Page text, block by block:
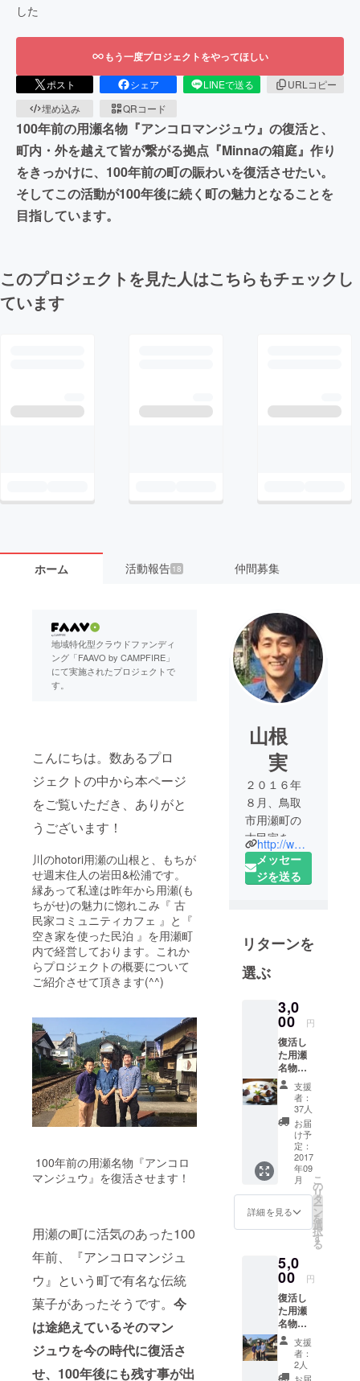
した
もう一度プロジェクトをやってほしい
ポスト シェア LINEで送る
URLコピー
埋め込み
QRコード
100年前の用瀬名物『アンコロマンジュウ』の復活と、
町内・外を越えて皆が繋がる拠点『Minnaの箱庭』作り
をきっかけに、100年前の町の賑わいを復活させたい。
そしてこの活動が100年後に続く町の魅力となることを
目指しています。
このプロジェクトを見た人はこちらもチェックし
ています
ホーム 活動報告 18 仲間募集
地域特化型クラウドファンディ
ング「FAAVO by CAMPFIRE」
にて実施されたプロジェクトで
す。
こんにちは。数あるプロ
ジェクトの中から本ページ
をご覧いただき、ありがと
うございます！
川のhotori用瀬の山根と、もちが
せ週末住人の岩田&松浦です。
縁あって私達は昨年から用瀬(も
ちがせ)の魅力に惚れこみ『 古
民家コミュニティカフェ 』と『
空き家を使った民泊 』を用瀬町
内で経営しております。これか
らプロジェクトの概要について
ご紹介させて頂きます(^^)
100年前の用瀬名物『アンコロ
マンジュウ』を復活させます！
用瀬の町に活気のあった100
年前、『アンコロマンジュ
ウ』という町で有名な伝統
菓子があったそうです。 今
は途絶えているそのマン
ジュウを今の時代に復活さ
せ、100年後にも残す事が出
山根
実
２０１６年
８月、鳥取
市用瀬町の
古民家を改
装し、「古
き良き日本
ティカ
フェ」をコ
ンセプトと
hotori用瀬 』
を営んでお
ります。
http://www.kawanohotori-2016.com/
メッセー
ジを送る
リターンを
選ぶ
3,0
00 円
復活し
た用瀬
名物
「アン
コロマ
ンジュ
ウ』
を、ぜ
ひ最初
にお召
し上が
り頂き
たく引
換券を
お送り
させて
きま
す。
「アン
コロマ
ンジュ
ウ引換
券」と
合わせ
て、
「もち
支援
者：
37人
お届
け予
定：
2017
年09
月
詳細を見る
こ
の
リ
タ
ー
ン
を
選
択
す
る
5,0
00 円
復活し
た用瀬
名物
『アン
コロマ
ンジュ
ウ』
支援
者：
2人
お届